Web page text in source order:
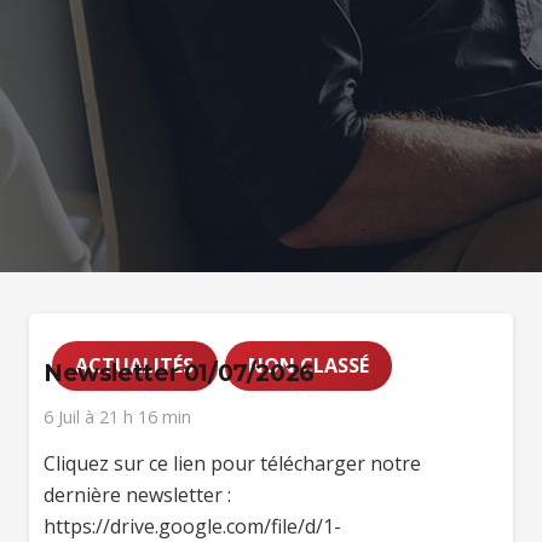
ACTUALITÉS NON CLASSÉ
Newsletter 01/07/2026
6 Juil à 21 h 16 min
Cliquez sur ce lien pour télécharger notre
dernière newsletter :
https://drive.google.com/file/d/1-